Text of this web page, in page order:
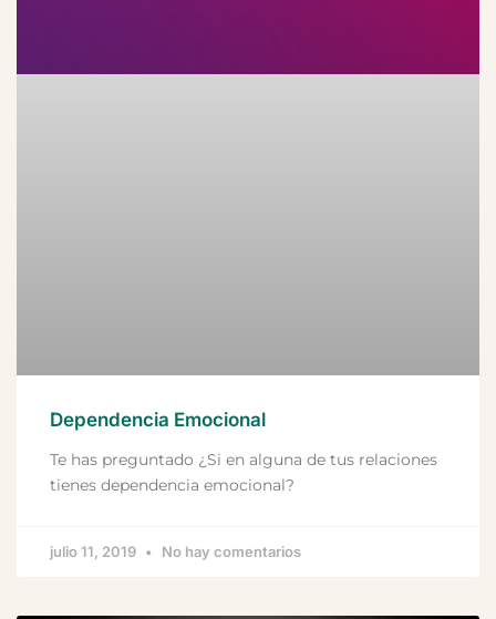
Dependencia Emocional
Te has preguntado ¿Si en alguna de tus relaciones
tienes dependencia emocional?
julio 11, 2019 No hay comentarios